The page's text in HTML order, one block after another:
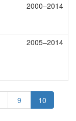
2000–2014
2005–2014
9 10